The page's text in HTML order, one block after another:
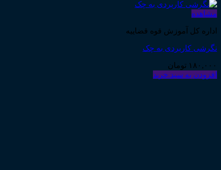
مشاهده
اداره کل آموزش قوه قضاییه
نگرشی کاربردی به چک
۱۸۰,۰۰۰ تومان
افزودن به سبد خرید